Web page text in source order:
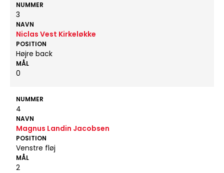
NUMMER
3
NAVN
Niclas Vest Kirkeløkke
POSITION
Højre back
MÅL
0
NUMMER
4
NAVN
Magnus Landin Jacobsen
POSITION
Venstre fløj
MÅL
2